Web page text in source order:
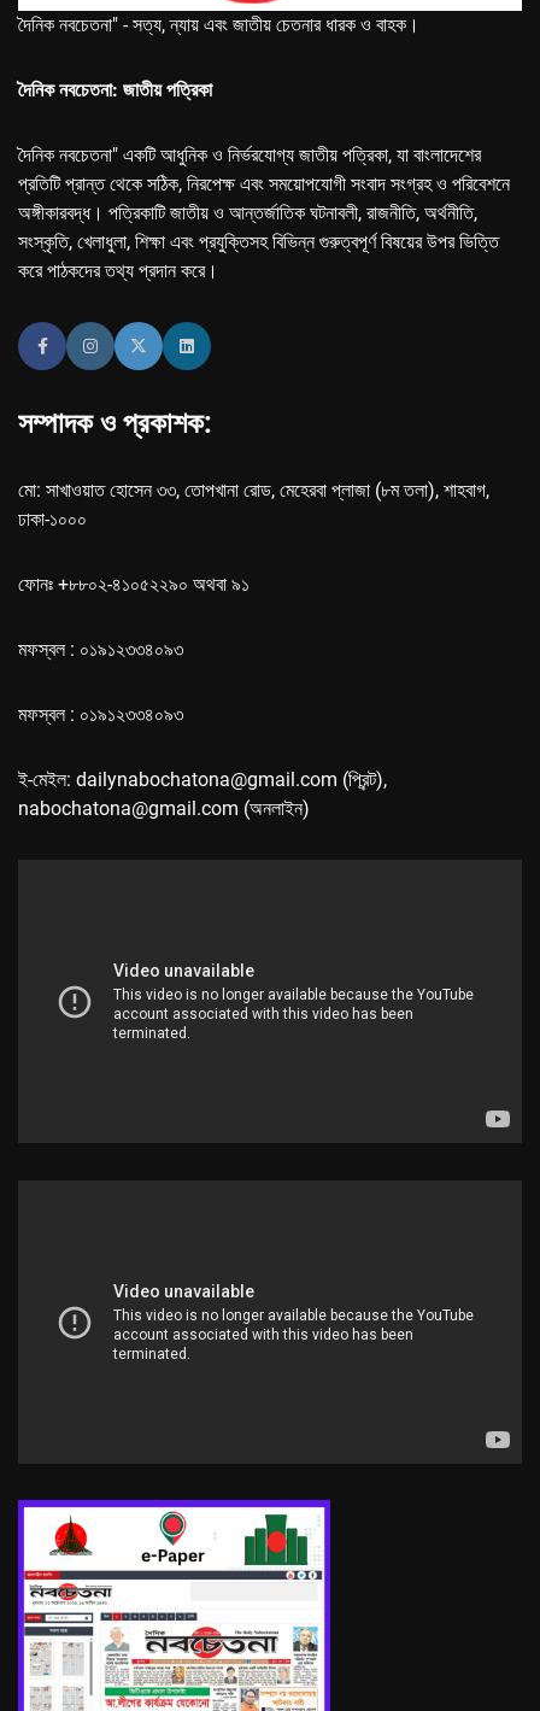
দৈনিক নবচেতনা" - সত্য, ন্যায় এবং জাতীয় চেতনার ধারক ও বাহক।
দৈনিক নবচেতনা: জাতীয় পত্রিকা
দৈনিক নবচেতনা" একটি আধুনিক ও নির্ভরযোগ্য জাতীয় পত্রিকা, যা বাংলাদেশের
প্রতিটি প্রান্ত থেকে সঠিক, নিরপেক্ষ এবং সময়োপযোগী সংবাদ সংগ্রহ ও পরিবেশনে
অঙ্গীকারবদ্ধ। পত্রিকাটি জাতীয় ও আন্তর্জাতিক ঘটনাবলী, রাজনীতি, অর্থনীতি,
সংস্কৃতি, খেলাধুলা, শিক্ষা এবং প্রযুক্তিসহ বিভিন্ন গুরুত্বপূর্ণ বিষয়ের উপর ভিত্তি
করে পাঠকদের তথ্য প্রদান করে।
সম্পাদক ও প্রকাশক:
মো: সাখাওয়াত হোসেন ৩৩, তোপখানা রোড, মেহেরবা প্লাজা (৮ম তলা), শাহবাগ,
ঢাকা-১০০০
ফোনঃ +৮৮০২-৪১০৫২২৯০ অথবা ৯১
মফস্বল : ০১৯১২৩৩৪০৯৩
মফস্বল : ০১৯১২৩৩৪০৯৩
ই-মেইল: dailynabochatona@gmail.com (প্রিন্ট),
nabochatona@gmail.com (অনলাইন)